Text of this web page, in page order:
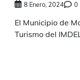
8 Enero, 2024 0
El Municipio de
Turismo del